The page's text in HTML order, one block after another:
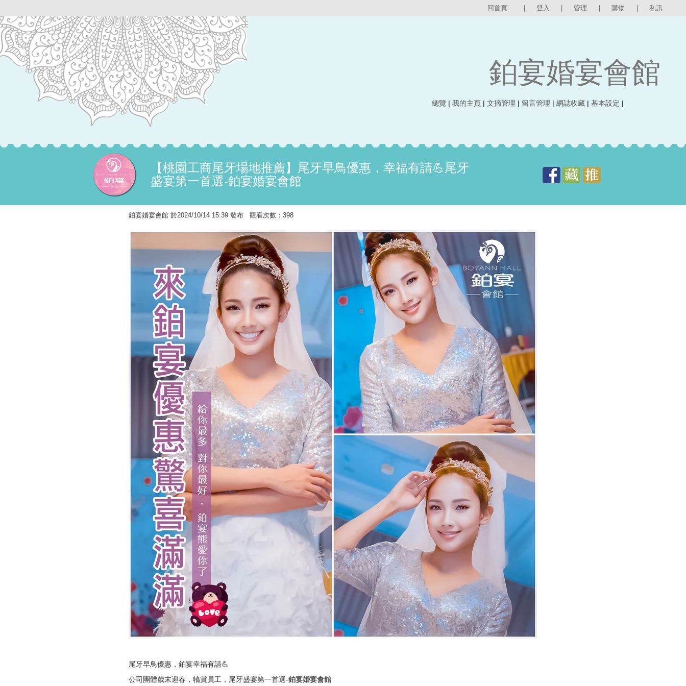
回首頁 登入 管理 購物 私訊
鉑宴婚宴會館
總覽 | 我的主頁 | 文摘管理 | 留言管理 | 網誌收藏 | 基本設定 |
【桃園工商尾牙場地推薦】尾牙早鳥優惠，幸福有請💪尾牙
盛宴第一首選-鉑宴婚宴會館
鉑宴婚宴會館 於2024/10/14 15:39 發布 觀看次數：398
尾牙早鳥優惠，鉑宴幸福有請💪
公司團體歲末迎春，犒賞員工，尾牙盛宴第一首選-鉑宴婚宴會館